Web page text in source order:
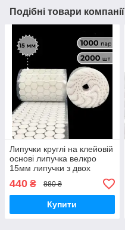
Подібні товари компанії
Липучки круглі на клейовій
основі липучка велкро
15мм липучки з двох
половинок 1000шт
440 ₴ 880 ₴
Купити